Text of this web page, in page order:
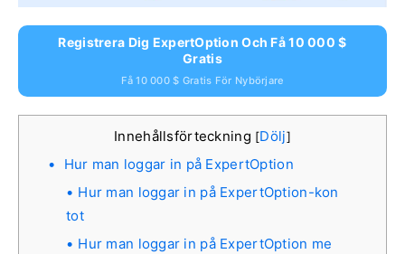
Registrera Dig ExpertOption Och Få 10 000 $
Gratis
Få 10 000 $ Gratis För Nybörjare
Innehållsförteckning [Dölj]
Hur man loggar in på ExpertOption
Hur man loggar in på ExpertOption-kon
tot
Hur man loggar in på ExpertOption me